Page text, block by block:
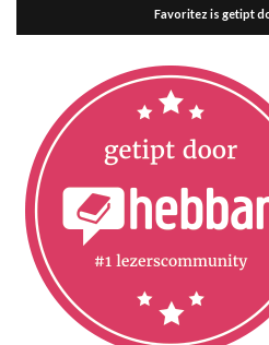
Favoritez is getipt